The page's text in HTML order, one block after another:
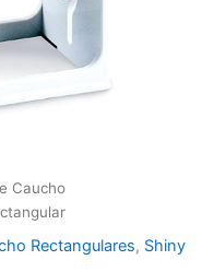
Caucho
Rectangulares, Shiny